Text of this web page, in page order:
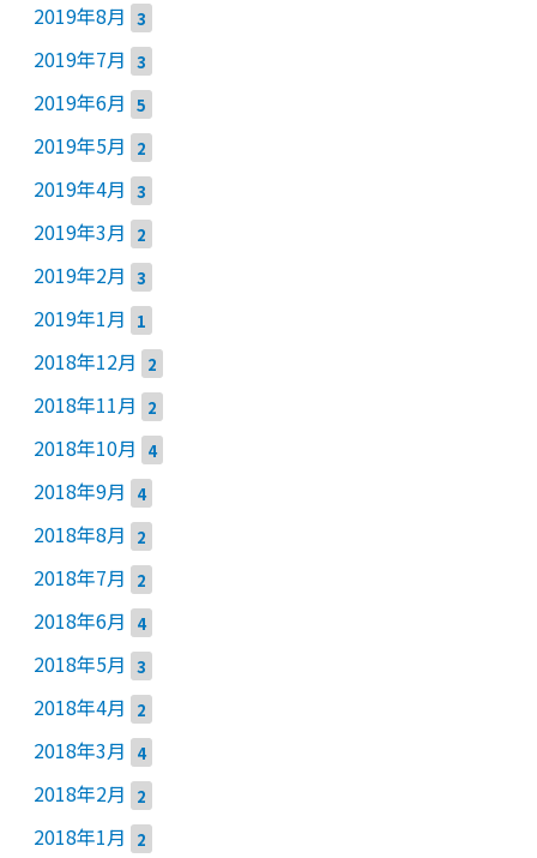
2019年8月 3
2019年7月 3
2019年6月 5
2019年5月 2
2019年4月 3
2019年3月 2
2019年2月 3
2019年1月 1
2018年12月 2
2018年11月 2
2018年10月 4
2018年9月 4
2018年8月 2
2018年7月 2
2018年6月 4
2018年5月 3
2018年4月 2
2018年3月 4
2018年2月 2
2018年1月 2